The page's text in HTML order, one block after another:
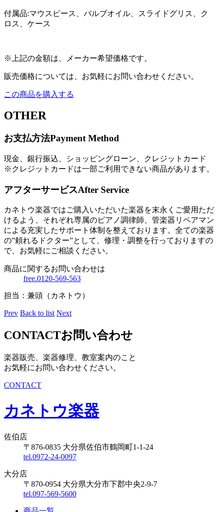
付属品:マウスピース、バルブオイル、スライドグリス、ク
ロス、ケース
※上記の金額は、メーカー希望価格です。
販売価格については、お気軽にお問い合わせください。
この商品を購入する
OTHER
お支払方法Payment Method
現金、銀行振込、ショッピングローン、クレジットカード
※クレジットカードは一部ご利用できない商品があります。
アフターサービスAfter Service
カネトウ楽器ではご購入いただいた楽器を末永くご愛用ただ
けるよう、それぞれ専属のピアノ調律師、管楽器リペアマン
による充実したサポート体制を整えております。全ての楽器
の”頼れるドクター”として、修理・調整を行っておりますの
で、お気軽にご相談ください。
商品に関するお問い合わせは
free.0120-569-563
担当：兼頭（カネトウ）
Prev Back to list Next
CONTACTお問い合わせ
楽器販売、楽器修理、教室案内のこと
お気軽にお問い合わせください。
CONTACT
カネトウ楽器
佐伯店
〒876-0835 大分県佐伯市鶴岡町1-1-24
tel.0972-24-0097
大分店
〒870-0954 大分県大分市下郡中央2-9-7
tel.097-569-5600